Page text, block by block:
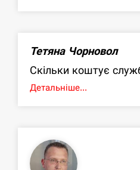
Тетяна Чорновол
Скільки коштує
Детальніше...